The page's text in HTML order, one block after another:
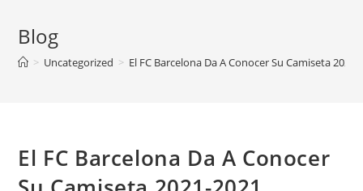
Blog
> Uncategorized > El FC Barcelona Da A Conocer Su Camiseta 2021-
El FC Barcelona Da A Conocer